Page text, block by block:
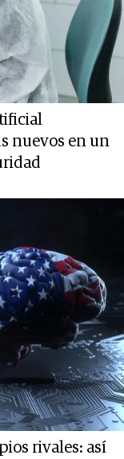
nuevos en un
rivales: así